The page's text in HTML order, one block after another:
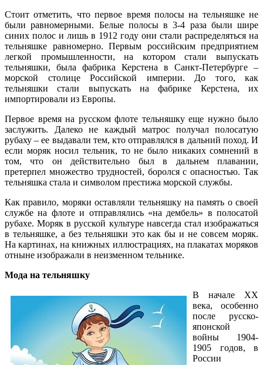
Стоит отметить, что первое время полосы на тельняшке не
были равномерными. Белые полосы в 3-4 раза были шире
синих полос и лишь в 1912 году они стали распределяться на
тельняшке равномерно. Первым российским предприятием
легкой промышленности, на котором стали выпускать
тельняшки, была фабрика Керстена в Санкт-Петербурге –
морской столице Российской империи. До того, как
тельняшки стали выпускать на фабрике Керстена, их
импортировали из Европы.
Первое время на русском флоте тельняшку еще нужно было
заслужить. Далеко не каждый матрос получал полосатую
рубаху – ее выдавали тем, кто отправлялся в дальний поход. И
если моряк носил тельник, то не было никаких сомнений в
том, что он действительно был в дальнем плавании,
претерпел множество трудностей, боролся с опасностью. Так
тельняшка стала и символом престижа морской службы.
Как правило, моряки оставляли тельняшку на память о своей
службе на флоте и отправлялись «на дембель» в полосатой
рубахе. Моряк в русской культуре навсегда стал изображаться
в тельняшке, а без тельняшки это как бы и не совсем моряк.
На картинах, на книжных иллюстрациях, на плакатах моряков
отныне изображали в неизменном тельнике.
Мода на тельняшку
В начале ХХ
века, особенно
после русско-
японской
войны 1904-
1905 годов, в
России